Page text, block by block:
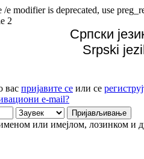
/e modifier is deprecated, use
2
Српски
Srpski
вас пријавите се или се
e-mail?
или имејлом, лозинком и